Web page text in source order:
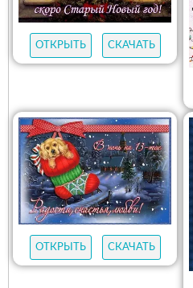
ОТКРЫТЬ СКАЧАТЬ
ОТКРЫТЬ СКАЧАТЬ